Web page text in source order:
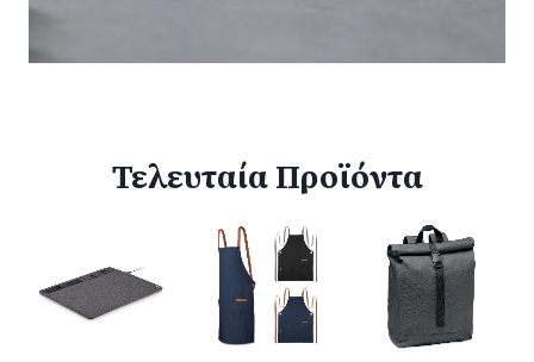
Τελευταία Προϊόντα